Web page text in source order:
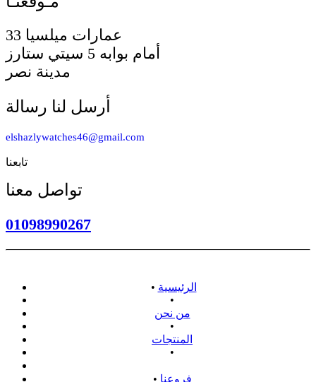
أمام بوابه 5 سيتي ستارز
مدينة نصر
أرسل لنا رسالة
elshazlywatches46@gmail.com
تابعنا
تواصل معنا
01098990267
• الرئيسية
•
من نحن
•
المنتجات
•
• فروعنا